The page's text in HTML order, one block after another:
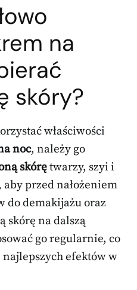
na
skóry?
właściwości
noc, należy go
skórętwarzy, szyi i
przed nałożeniem
do demakijażu oraz
skórę na dalszą
go regularnie, co
efektów w